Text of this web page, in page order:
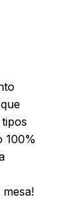
100%